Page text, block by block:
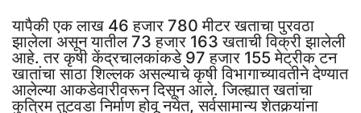
यापैकी एक लाख 46 हजार 780 मीटर खताचा पुरवठा
झालेला असून यातील 73 हजार 163 खताची विक्री झालेली
आहे. तर कृषी केंद्रचालकांकडे 97 हजार 155 मेट्रीक टन
खातांचा साठा शिल्लक असल्याचे कृषी विभागाच्यावतीने देण्यात
आलेल्या आकडेवारीवरून दिसून आले. जिल्ह्यात खतांचा
कुत्रिम तुटवडा निर्माण होवू नयेत, सर्वसामान्य शेतकर्‍यांना